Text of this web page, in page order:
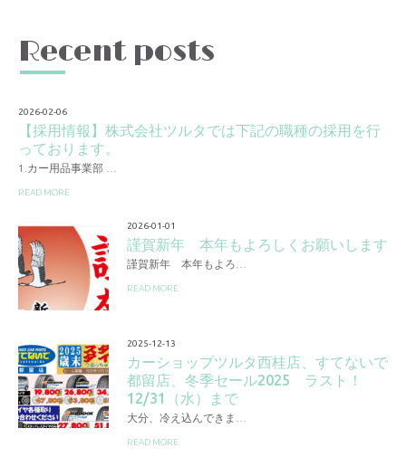
Recent posts
2026-02-06
【採用情報】株式会社ツルタでは下記の職種の採用を行
っております。
1.カー用品事業部 …
READ MORE
2026-01-01
謹賀新年 本年もよろしくお願いします
謹賀新年 本年もよろ…
READ MORE
2025-12-13
カーショップツルタ西桂店、すてないで
都留店、冬季セール2025 ラスト！
12/31（水）まで
大分、冷え込んできま…
READ MORE